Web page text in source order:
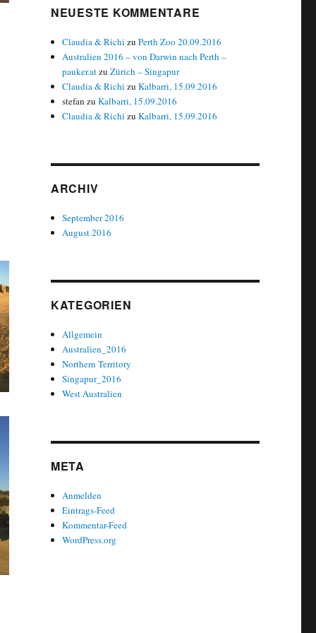
NEUESTE KOMMENTARE
Claudia & Richi zuPerth Zoo 20.09.2016
Australien 2016 – von Darwin nach Perth –
pauker.atzuZürich – Singapur
Claudia & Richi zuKalbarri, 15.09.2016
stefan zuKalbarri, 15.09.2016
Claudia & Richi zuKalbarri, 15.09.2016
ARCHIV
September 2016
August 2016
KATEGORIEN
Allgemein
Australien_2016
Northern Territory
Singapur_2016
West Australien
META
Anmelden
Eintrags-Feed
Kommentar-Feed
WordPress.org